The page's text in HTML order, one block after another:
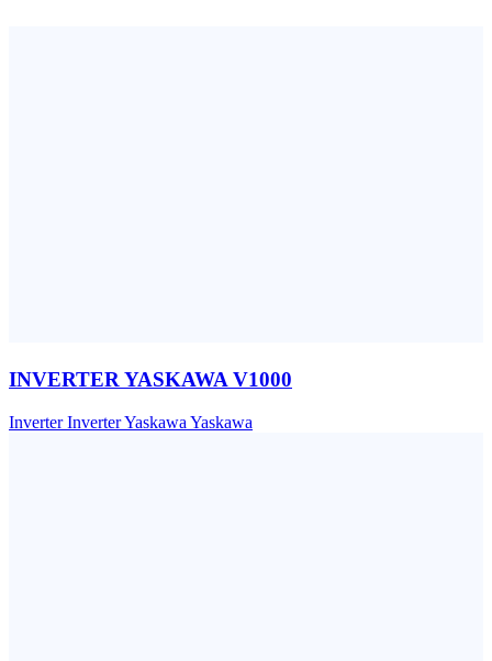
INVERTER YASKAWA V1000
InverterInverter Yaskawa Yaskawa